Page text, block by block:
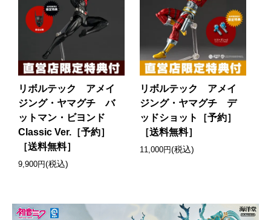
リボルテック アメイ
ジング・ヤマグチ バ
ットマン・ビヨンド
Classic Ver.［予約］
［送料無料］
9,900円(税込)
リボルテック アメイ
ジング・ヤマグチ デ
ッドショット［予約］
［送料無料］
11,000円(税込)